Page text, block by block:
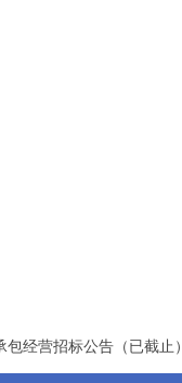
经营招标公告（已截止）